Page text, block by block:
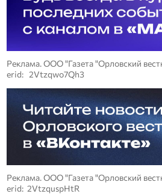
Реклама. ООО "Газета "Орловский
erid: 2Vtzqwo7Qh3
Реклама. ООО "Газета "Орловский
erid: 2VtzquspHtR